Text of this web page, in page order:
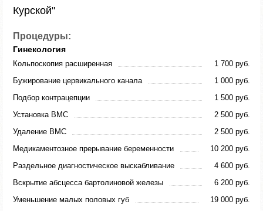
Курской"
Процедуры:
Гинекология
Кольпоскопия расширенная
1 700 руб.
Бужирование цервикального канала
1 000 руб.
Подбор контрацепции
1 500 руб.
Установка ВМС
2 500 руб.
Удаление ВМС
2 500 руб.
Медикаментозное прерывание беременности
10 200 руб.
Раздельное диагностическое выскабливание
4 600 руб.
Вскрытие абсцесса бартолиновой железы
6 200 руб.
Уменьшение малых половых губ
19 000 руб.